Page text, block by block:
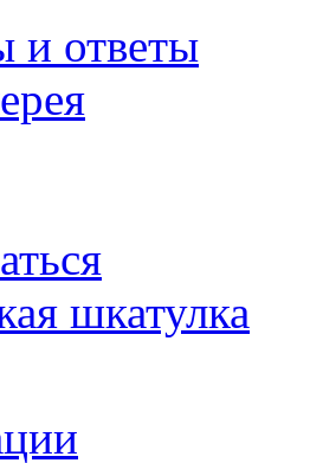
и ответы
шкатулка